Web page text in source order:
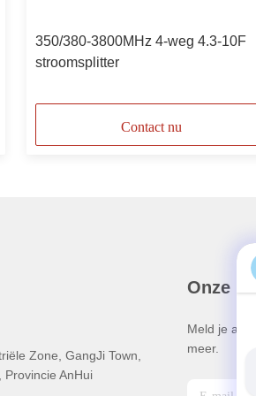
350/380-3800MHz 4-weg 4.3-10F
stroomsplitter
Contact nu
Zone, GangJi Town,
Provincie AnHui
Onze
Meld je aan
meer.